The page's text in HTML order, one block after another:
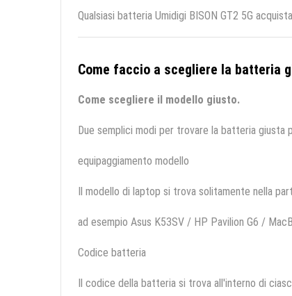
Qualsiasi batteria Umidigi BISON GT2 5G
Come faccio a scegliere la batteria
Come scegliere il modello giusto.
Due semplici modi per trovare la batteria giusta
equipaggiamento modello
Il modello di laptop si trova solitamente nella
ad esempio Asus K53SV / HP Pavilion G6 /
Codice batteria
Il codice della batteria si trova all'interno di